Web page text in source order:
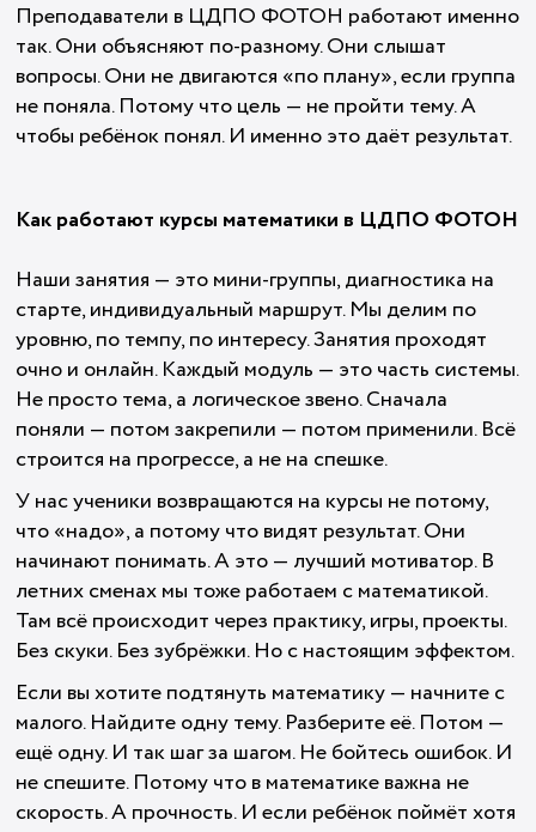
Преподаватели в ЦДПО ФОТОН работают именно
так. Они объясняют по-разному. Они слышат
вопросы. Они не двигаются «по плану», если группа
не поняла. Потому что цель — не пройти тему. А
чтобы ребёнок понял. И именно это даёт результат.
Как работают курсы математики в ЦДПО ФОТОН
Наши занятия — это мини-группы, диагностика на
старте, индивидуальный маршрут. Мы делим по
уровню, по темпу, по интересу. Занятия проходят
очно и онлайн. Каждый модуль — это часть системы.
Не просто тема, а логическое звено. Сначала
поняли — потом закрепили — потом применили. Всё
строится на прогрессе, а не на спешке.
У нас ученики возвращаются на курсы не потому,
что «надо», а потому что видят результат. Они
начинают понимать. А это — лучший мотиватор. В
летних сменах мы тоже работаем с математикой.
Там всё происходит через практику, игры, проекты.
Без скуки. Без зубрёжки. Но с настоящим эффектом.
Если вы хотите подтянуть математику — начните с
малого. Найдите одну тему. Разберите её. Потом —
ещё одну. И так шаг за шагом. Не бойтесь ошибок. И
не спешите. Потому что в математике важна не
скорость. А прочность. И если ребёнок поймёт хотя